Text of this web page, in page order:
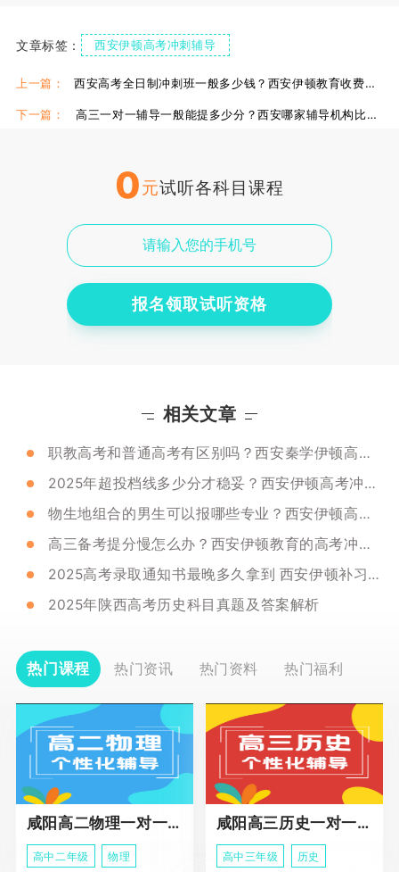
文章标签： 西安伊顿高考冲刺辅导
西安伊顿高考冲刺学校 西安伊顿高考冲刺
上一篇： 西安高考全日制冲刺班一般多少钱？西安伊顿教育收费贵不贵？
下一篇： 高三一对一辅导一般能提多少分？西安哪家辅导机构比较好？
0元试听各科目课程
报名领取试听资格
相关文章
职教高考和普通高考有区别吗？西安秦学伊顿高考冲刺班怎么样？
2025年超投档线多少分才稳妥？西安伊顿高考冲刺备考方案
物生地组合的男生可以报哪些专业？西安伊顿高考冲刺班好不好？
高三备考提分慢怎么办？西安伊顿教育的高考冲刺班效果怎么样？
2025高考录取通知书最晚多久拿到 西安伊顿补习学校备考推荐
2025年陕西高考历史科目真题及答案解析
热门课程 热门资讯 热门资料 热门福利
咸阳高二物理一对一辅导
高中二年级 物理
咸阳高三历史一对一冲刺课程
高中三年级 历史